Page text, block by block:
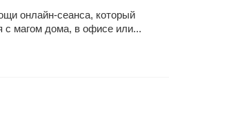
онлайн-сеанса, который
с магом дома, в офисе или...